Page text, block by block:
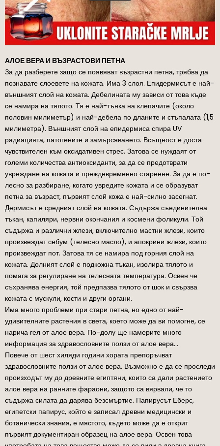
АЛОЕ ВЕРА И ВЪЗРАСТОВИ ПЕТНА
За да разберете защо се появяват възрастни петна, трябва да
познавате слоевете на кожата. Има 3 слоя. Епидермисът е най-
външният слой на кожата. Дебелината му зависи от това къде
се намира на тялото. Тя е най-тънка на клепачите (около
половин милиметър) и най-дебела по дланите и стъпалата (1,5
милиметра). Външният слой на епидермиса спира UV
радиацията, патогените и замърсяването. Всъщност е доста
чувствителен към оксидативен стрес. Затова се нуждаят от
големи количества антиоксиданти, за да се предотврати
увреждане на кожата и преждевременно стареене. За да е по-
лесно за разбиране, когато увредите кожата и се образуват
петна за възраст, първият слой кожа е най-силно засегнат.
Дермисът е средният слой на кожата. Съдържа съединителна
тъкан, капиляри, нервни окончания и космени фоликули. Той
съдържа и различни жлези, включително мастни жлези, които
произвеждат себум (телесно масло), и апокрини жлези, които
произвеждат пот. Затова тя се намира под горния слой на
кожата. Долният слой е подкожна тъкан, изолира тялото и
помага за регулиране на телесната температура. Освен че
съхранява енергия, той предпазва тялото от шок и свързва
кожата с мускули, кости и други органи.
Има много проблеми при стари петна, но едно от най-
удивителните растения в света, което може да ви помогне, се
нарича гел от алое вера. По-долу ще намерите много
информация за здравословните ползи от алое вера…
Повече от шест хиляди години хората препоръчват
здравословните ползи от алое вера. Възможно е да се проследи
произходът му до древните египтяни, които са дали растението
алое вера на ранните фараони, защото са вярвали, че то
съдържа силата да дарява безсмъртие. Папирусът Еберс,
египетски папирус, който е записал древни медицински и
ботанически знания, е мястото, където може да е открит
първият документиран образец на алое вера. Освен това